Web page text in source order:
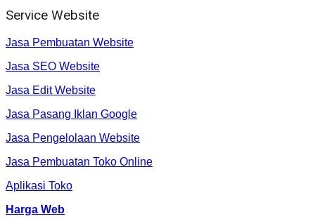
Service Website
Jasa Pembuatan Website
Jasa SEO Website
Jasa Edit Website
Jasa Pasang Iklan Google
Jasa Pengelolaan Website
Jasa Pembuatan Toko Online
Aplikasi Toko
Harga Web